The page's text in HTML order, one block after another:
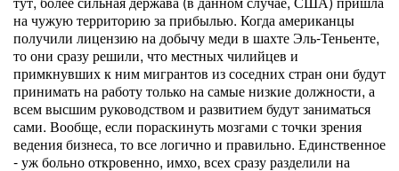
на чужую территорию за прибылью. Когда американцы
получили лицензию на добычу меди в шахте Эль-Теньенте,
то они сразу решили, что местных чилийцев и
примкнувших к ним мигрантов из соседних стран они будут
принимать на работу только на самые низкие должности, а
всем высшим руководством и развитием будут заниматься
сами. Вообще, если пораскинуть мозгами с точки зрения
ведения бизнеса, то все логично и правильно. Единственное
- уж больно откровенно, имхо, всех сразу разделили на